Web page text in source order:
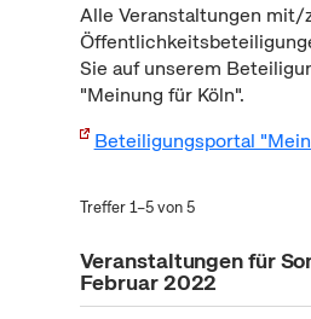
Alle Veranstaltungen mit/
Sie auf unserem
"Meinung für Köln".
Beteiligungsportal
Treffer 1–5 von 5
Veranstaltungen für
Februar 2022